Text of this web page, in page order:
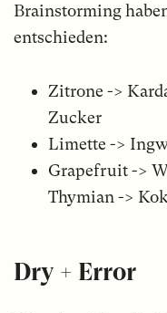
Brainstorming
entschieden:
Zitrone ->
Zucker
Limette ->
Grapefruit ->
Thymian ->
Dry + Error